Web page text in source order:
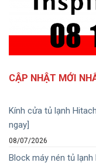
CẬP NHẬT MỚI
Kính cửa tủ lạnh
ngay]
08/07/2026
Block máy nén tủ